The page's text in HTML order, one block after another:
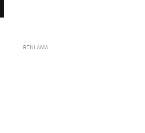
REKLAMA